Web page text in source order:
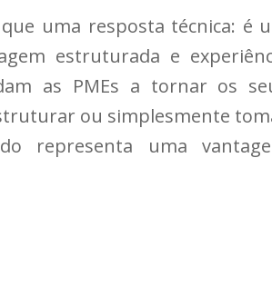
uma resposta técnica: é
estruturada e
as PMEs a tornar os
ou simplesmente
representa uma